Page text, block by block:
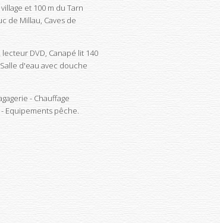
et 100 m du Tarn
de Millau, Caves de
DVD, Canapé lit 140
d'eau avec douche
- Chauffage
Equipements pêche.